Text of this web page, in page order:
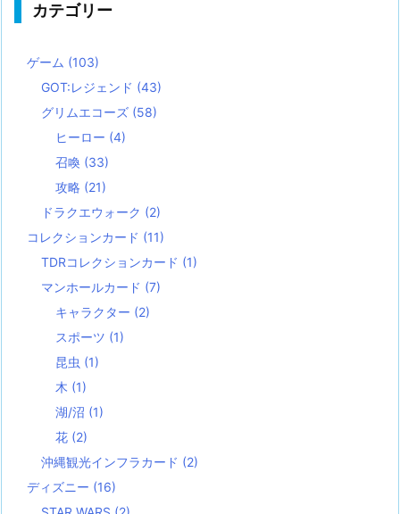
カテゴリー
ゲーム (103)
GOT:レジェンド (43)
グリムエコーズ (58)
ヒーロー (4)
召喚 (33)
攻略 (21)
ドラクエウォーク (2)
コレクションカード (11)
TDRコレクションカード (1)
マンホールカード (7)
キャラクター (2)
スポーツ (1)
昆虫 (1)
木 (1)
湖/沼 (1)
花 (2)
沖縄観光インフラカード (2)
ディズニー (16)